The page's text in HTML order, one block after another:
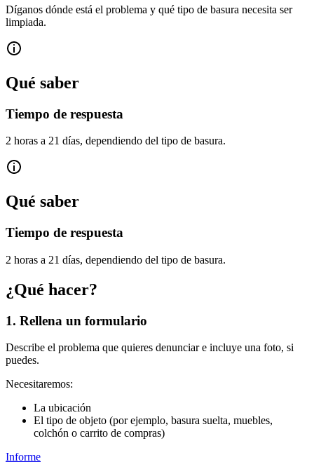
Díganos dónde está el problema y qué tipo de basura necesita ser
limpiada.
Qué saber
Tiempo de respuesta
2 horas a 21 días, dependiendo del tipo de basura.
Qué saber
Tiempo de respuesta
2 horas a 21 días, dependiendo del tipo de basura.
¿Qué hacer?
1. Rellena un formulario
Describe el problema que quieres denunciar e incluye una foto, si
puedes.
Necesitaremos:
La ubicación
El tipo de objeto (por ejemplo, basura suelta, muebles,
colchón o carrito de compras)
Informe